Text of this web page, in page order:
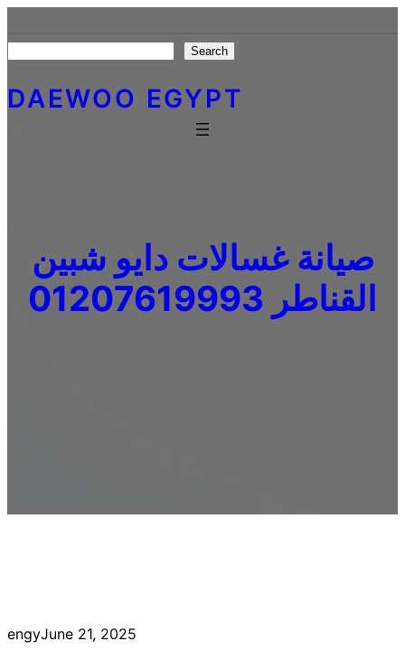
to
content
Search
DAEWOO EGYPT
صيانة غسالات دايو شبين
القناطر 01207619993
engyJune 21, 2025